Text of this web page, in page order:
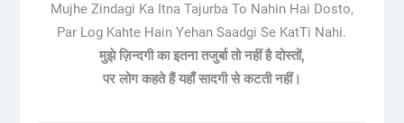
Mujhe Zindagi Ka Itna Tajurba To Nahin Hai Dosto,
Par Log Kahte Hain Yehan Saadgi Se KatTi Nahi.
मुझे ज़िन्दगी का इतना तजुर्बा तो नहीं है दोस्तों,
पर लोग कहते हैं यहाँ सादगी से कटती नहीं।